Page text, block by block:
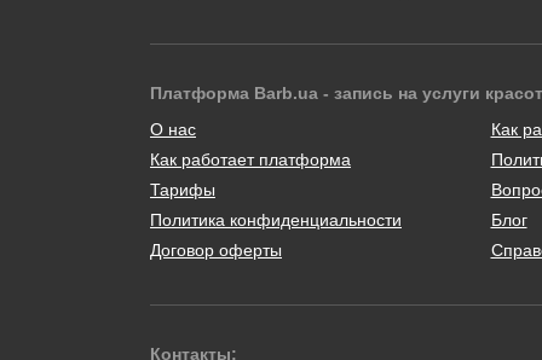
Платформа Barb.ua - запись на услуги
О нас
Как работает платформа
Тарифы
Политика конфиденциальности
Договор оферты
Как
Блог
Контакты: